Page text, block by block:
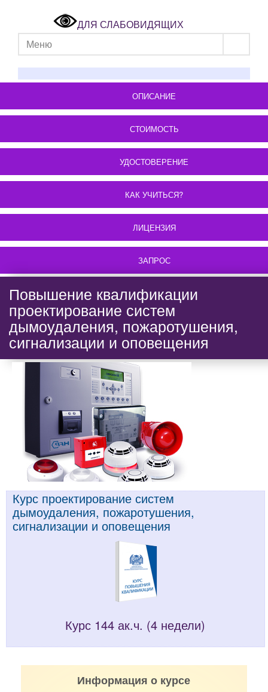
ДЛЯ СЛАБОВИДЯЩИХ
Меню
ОПИСАНИЕ
СТОИМОСТЬ
УДОСТОВЕРЕНИЕ
КАК УЧИТЬСЯ?
ЛИЦЕНЗИЯ
ЗАПРОС
Повышение квалификации
проектирование систем
дымоудаления, пожаротушения,
сигнализации и оповещения
Курс проектирование систем
дымоудаления, пожаротушения,
сигнализации и оповещения
Курс 144 ак.ч. (4 недели)
Информация о курсе